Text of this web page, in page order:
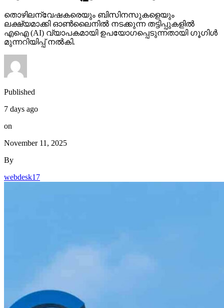
തൊഴിലന്വേഷകരെയും ബിസിനസുകളെയും
ലക്ഷ്യമാക്കി ഓണ്‍ലൈനില്‍ നടക്കുന്ന തട്ടിപ്പുകളില്‍
എഐ (AI) വ്യാപകമായി ഉപയോഗപ്പെടുന്നതായി ഗൂഗിള്‍
മുന്നറിയിപ്പ് നല്‍കി.
Published
7 days ago
on
November 11, 2025
By
webdesk17